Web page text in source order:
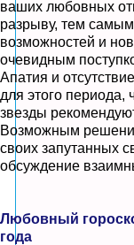
ваших любовных
разрыву, тем
возможностей и
очевидным
Апатия и
для этого периода,
звезды
Возможным
своих запутанных
обсуждение
Любовный
года